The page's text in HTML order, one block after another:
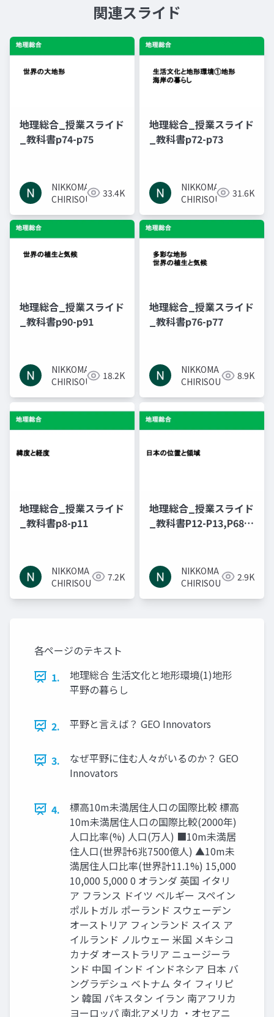
関連スライド
地理総合_授業スライド
_教科書p74-p75
NIKKOMA
CHIRISOU
33.4K
地理総合_授業スライド
_教科書p72-p73
NIKKOMA
CHIRISOU
31.6K
地理総合_授業スライド
_教科書p90-p91
NIKKOMA
CHIRISOU
18.2K
地理総合_授業スライド
_教科書p76-p77
NIKKOMA
CHIRISOU
8.9K
地理総合_授業スライド
_教科書p8-p11
NIKKOMA
CHIRISOU
7.2K
地理総合_授業スライド
_教科書P12-P13,P68-
NIKKOMA
CHIRISOU
2.9K
各ページのテキスト
1.
地理総合 生活文化と地形環境(1)地形
平野の暮らし
2. 平野と言えば？ GEO Innovators
3.
なぜ平野に住む人々がいるのか？ GEO
Innovators
4.
標高10m未満居住人口の国際比較 標高
10m未満居住人口の国際比較(2000年)
人口比率(%) 人口(万人) ■10m未満居
住人口(世界計6兆7500億人) ▲10m未
満居住人口比率(世界計11.1%) 15,000
10,000 5,000 0 オランダ 英国 イタリ
ア フランス ドイツ ベルギー スペイン
ポルトガル ポーランド スウェーデン
オーストリア フィンランド スイス ア
イルランド ノルウェー 米国 メキシコ
カナダ オーストラリア ニュージーラ
ンド 中国 インド インドネシア 日本 バ
ングラデシュ ベトナム タイ フィリピ
ン 韓国 パキスタン イラン 南アフリカ
ヨーロッパ 南北アメリカ ・オセアニ